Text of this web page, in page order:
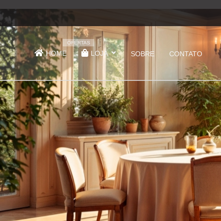
HOME LOJA
OFERTAS
SOBRE CONTATO